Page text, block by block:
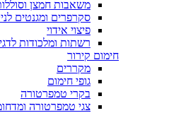
משאבות חמצן
סקרפרים ומגנטים
פיצוי אידוי
רשתות ומלכודות
חימום קירור
מקררים
גופי חימום
בקרי טמפרטורה
צגי טמפרטורה